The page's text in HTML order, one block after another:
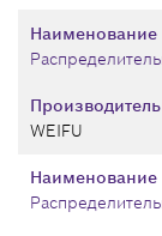
Производитель
WEIFU
Наименование
Наименование